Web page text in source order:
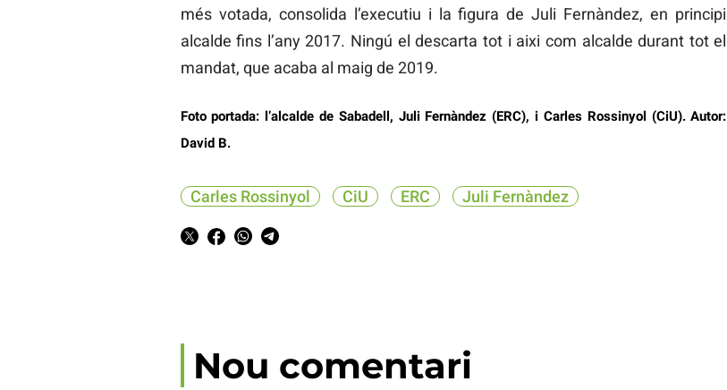
més votada, consolida l’executiu i la figura de Juli Fernàndez, en principi
alcalde fins l’any 2017. Ningú el descarta tot i aixi com alcalde durant tot el
mandat, que acaba al maig de 2019.
Foto portada: l’alcalde de Sabadell, Juli Fernàndez (ERC), i Carles Rossinyol (CiU). Autor:
David B.
Carles Rossinyol CiU ERC Juli Fernàndez
Nou comentari